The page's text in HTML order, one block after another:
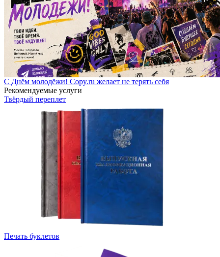
С Днём молодёжи! Copy.ru желает не терять себя
Рекомендуемые услуги
Твёрдый переплет
Печать буклетов